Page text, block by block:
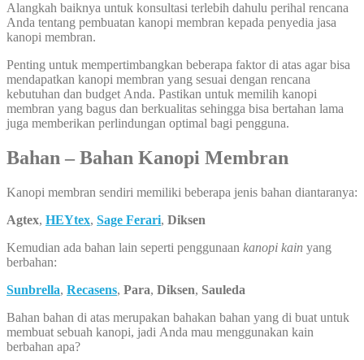
Alangkah baiknya untuk konsultasi terlebih dahulu perihal rencana
Anda tentang pembuatan kanopi membran kepada penyedia jasa
kanopi membran.
Penting untuk mempertimbangkan beberapa faktor di atas agar bisa
mendapatkan kanopi membran yang sesuai dengan rencana
kebutuhan dan budget Anda. Pastikan untuk memilih kanopi
membran yang bagus dan berkualitas sehingga bisa bertahan lama
juga memberikan perlindungan optimal bagi pengguna.
Bahan – Bahan Kanopi Membran
Kanopi membran sendiri memiliki beberapa jenis bahan diantaranya:
Agtex, HEYtex, Sage Ferari, Diksen
Kemudian ada bahan lain seperti penggunaan kanopi kain yang
berbahan:
Sunbrella, Recasens, Para, Diksen, Sauleda
Bahan bahan di atas merupakan bahakan bahan yang di buat untuk
membuat sebuah kanopi, jadi Anda mau menggunakan kain
berbahan apa?